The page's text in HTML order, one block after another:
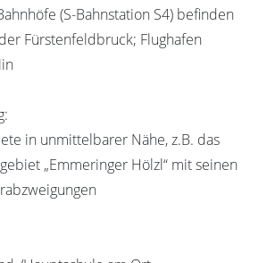
(S-Bahnstation S4) befinden
Fürstenfeldbruck; Flughafen
in unmittelbarer Nähe, z.B. das
„Emmeringer Hölzl“ mit seinen